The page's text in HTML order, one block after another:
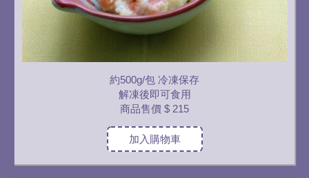
約500g/包 冷凍保存
解凍後即可食用
商品售價 $ 215
加入購物車